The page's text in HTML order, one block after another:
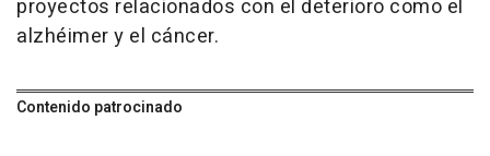
proyectos relacionados con el deterioro como el
alzhéimer y el cáncer.
Contenido patrocinado